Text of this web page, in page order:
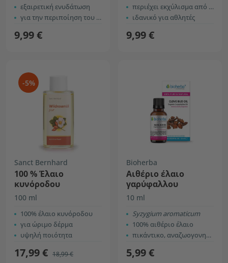
εξαιρετική ενυδάτωση
για την περιποίηση του ξηρού και τραχιού δέρματος των πελμάτων
9,99 €
περιέχει εκχύλισμα από κόκκινα αμπελόφυλλα και αγριοκαστανιά
ιδανικό για αθλητές
9,99 €
-5%
Sanct Bernhard
100 % Έλαιο
κυνόροδου
100 ml
100% έλαιο κυνόροδου
για ώριμο δέρμα
υψηλή ποιότητα
17,99 € 18,99 €
Bioherba
Αιθέριο έλαιο
γαρύφαλλου
10 ml
Syzygium aromaticum
100% αιθέριο έλαιο
πικάντικο, αναζωογονητικό άρωμα
5,99 €